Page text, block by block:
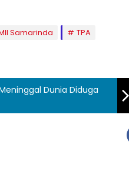
Samarinda TPA
Dunia Diduga